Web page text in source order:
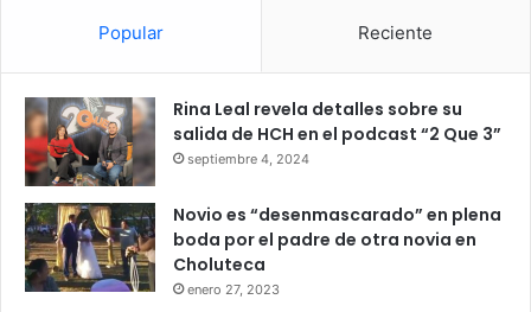
Popular Reciente
Rina Leal revela detalles sobre su
salida de HCH en el podcast “2 Que 3”
septiembre 4, 2024
Novio es “desenmascarado” en plena
boda por el padre de otra novia en
Choluteca
enero 27, 2023